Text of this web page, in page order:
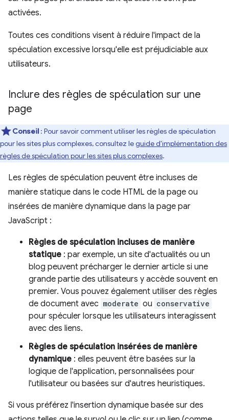
activées.
Toutes ces conditions visent à réduire l'impact de la
spéculation excessive lorsqu'elle est préjudiciable aux
utilisateurs.
Inclure des règles de spéculation sur une
page
Conseil : Pour savoir comment utiliser les règles de spéculation
pour les sites plus complexes, consultez leguide d'implémentation des
règles de spéculation pour les sites plus complexes.
Les règles de spéculation peuvent être incluses de
manière statique dans le code HTML de la page ou
insérées de manière dynamique dans la page par
JavaScript :
Règles de spéculation incluses de manière
statique : par exemple, un site d'actualités ou un
blog peuvent précharger le dernier article si une
grande partie des utilisateurs y accède souvent en
premier. Vous pouvez également utiliser des règles
de document avec moderate ou conservative
pour spéculer lorsque les utilisateurs interagissent
avec des liens.
Règles de spéculation insérées de manière
dynamique : elles peuvent être basées sur la
logique de l'application, personnalisées pour
l'utilisateur ou basées sur d'autres heuristiques.
Si vous préférez l'insertion dynamique basée sur des